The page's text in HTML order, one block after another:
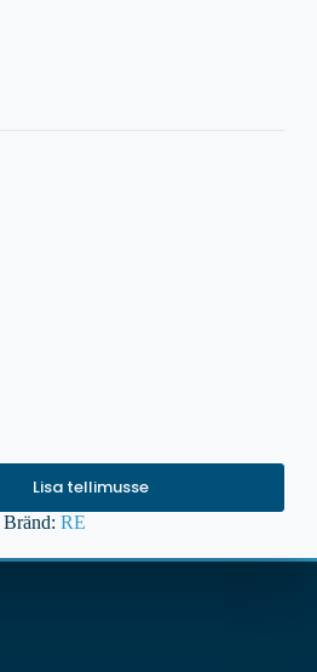
Lisa tellimusse
Bränd: RE